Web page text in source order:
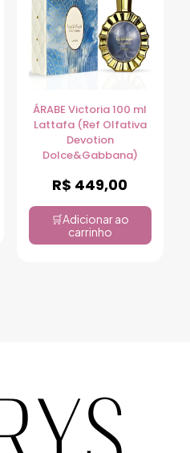
ÁRABE Victoria 100 ml
Lattafa (Ref Olfativa
Devotion
Dolce&Gabbana)
R$ 449,00
Adicionar ao
carrinho